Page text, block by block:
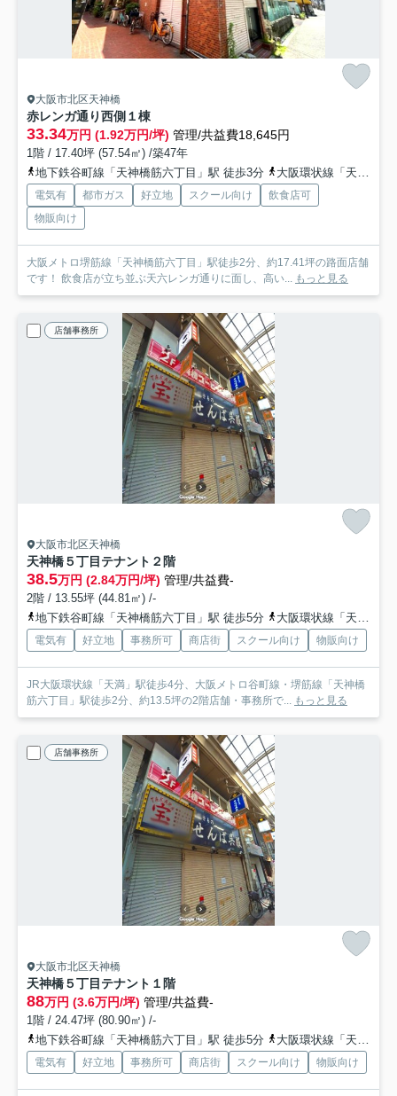
大阪市北区天神橋
赤レンガ通り西側 １棟
33.34万円 (1.92万円/坪) 管理/共益費18,645円
1階 / 17.40坪 (57.54㎡) /築47年
地下鉄谷町線「天神橋筋六丁目」駅 徒歩3分
大阪環状線「天満」駅 徒歩9分
電気有 都市ガス 好立地 スクール向け
飲食店可
物販向け
大阪メトロ堺筋線「天神橋筋六丁目」駅徒歩2分、約17.41坪の路面店舗
です！ 飲食店が立ち並ぶ天六レンガ通りに面し、高い...
もっと見る
店舗事務所
大阪市北区天神橋
天神橋５丁目テナント ２階
38.5万円 (2.84万円/坪) 管理/共益費-
2階 / 13.55坪 (44.81㎡) /-
地下鉄谷町線「天神橋筋六丁目」駅 徒歩5分
大阪環状線「天満」駅 徒歩5分
電気有 好立地 事務所可 商店街 スクール向け 物販向け
JR大阪環状線「天満」駅徒歩4分、大阪メトロ谷町線・堺筋線「天神橋
筋六丁目」駅徒歩2分、約13.5坪の2階店舗・事務所で...
もっと見る
店舗事務所
大阪市北区天神橋
天神橋５丁目テナント １階
88万円 (3.6万円/坪) 管理/共益費-
1階 / 24.47坪 (80.90㎡) /-
地下鉄谷町線「天神橋筋六丁目」駅 徒歩5分
大阪環状線「天満」駅 徒歩5分
電気有 好立地 事務所可 商店街 スクール向け 物販向け